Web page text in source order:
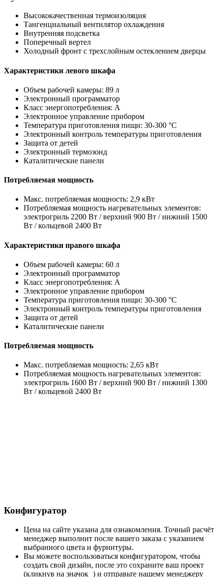
Высококачественная термоизоляция
Тангенциальный вентилятор охлаждения
Внутренняя подсветка
Поперечный вертел
Холодный фронт с трехслойным остеклением дверцы
Характеристики левого шкафа
Объем рабочей камеры: 89 л
Электронный программатор
Класс энергопотребления: A
Электронное управление прибором
Температура приготовления пищи: 30-300 °C
Электронный контроль температуры приготовления
Защита от детей
Электронный термозонд
Каталитические панели
Потребляемая мощность
Макс. потребляемая мощность: 2,9 кВт
Потребляемая мощность нагревательных элементов:
электрогриль 2200 Вт / верхний 900 Вт / нижний 1500
Вт / кольцевой 2400 Вт
Характеристики правого шкафа
Объем рабочей камеры: 60 л
Электронный программатор
Класс энергопотребления: A
Электронное управление прибором
Температура приготовления пищи: 30-300 °C
Электронный контроль температуры приготовления
Защита от детей
Каталитические панели
Потребляемая мощность
Макс. потребляемая мощность: 2,65 кВт
Потребляемая мощность нагревательных элементов:
электрогриль 1600 Вт / верхний 900 Вт / нижний 1300
Вт / кольцевой 2400 Вт
Конфигуратор
Цена на сайте указана для ознакомления. Точный расчёт
менеджер выполнит после вашего заказа с указанием
выбранного цвета и фурнитуры.
Вы можете воспользоваться конфигуратором, чтобы
создать свой дизайн, после это сохраните ваш проект
(кликнув на значок ) и отправьте нашему менеджеру